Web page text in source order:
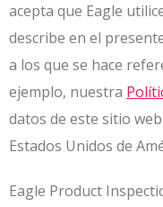
acepta que Eagle
describe en el
a los que se hace
ejemplo, nuestra
datos de este sitio
Estados Unidos de
Eagle Product